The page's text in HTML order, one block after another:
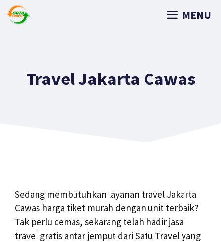
MENU
Travel Jakarta Cawas
Sedang membutuhkan layanan travel Jakarta
Cawas harga tiket murah dengan unit terbaik?
Tak perlu cemas, sekarang telah hadir jasa
travel gratis antar jemput dari Satu Travel yang